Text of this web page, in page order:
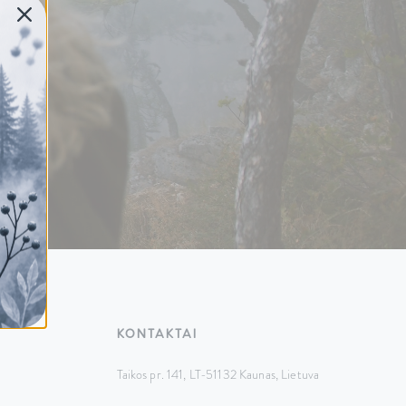
KONTAKTAI
Taikos pr. 141, LT-51132 Kaunas, Lietuva